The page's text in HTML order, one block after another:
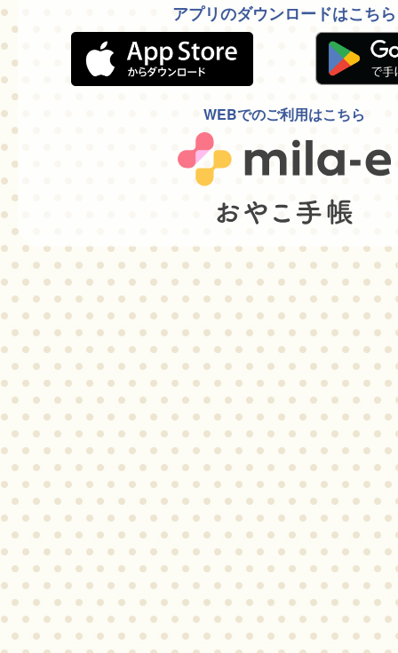
アプリのダウンロードはこちら
WEBでのご利用はこちら